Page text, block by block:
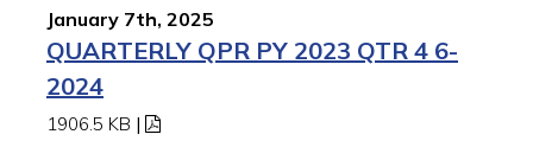
January 7th, 2025
QUARTERLY QPR PY 2023 QTR 4 6-
2024
1906.5 KB |